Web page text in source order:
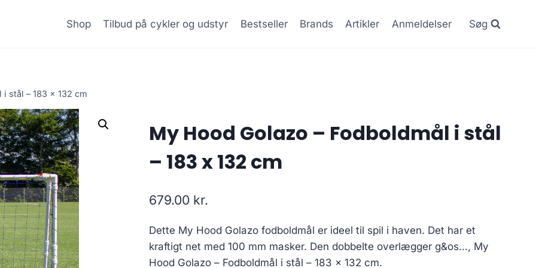
Shop Tilbud på cykler og udstyr Bestseller Brands Artikler Anmeldelser Søg
stål – 183 x 132 cm
My Hood Golazo – Fodboldmål i stål
– 183 x 132 cm
679.00 kr.
Dette My Hood Golazo fodboldmål er ideel til spil i haven. Det har et
kraftigt net med 100 mm masker. Den dobbelte overlægger g&os…, My
Hood Golazo – Fodboldmål i stål – 183 x 132 cm.